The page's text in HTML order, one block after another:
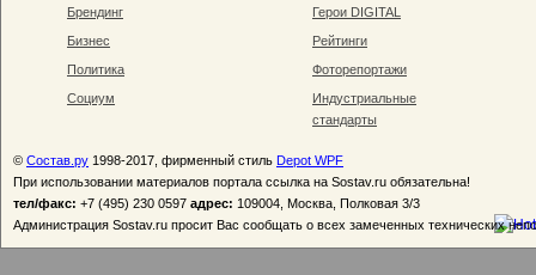
Брендинг
Бизнес
Политика
Социум
Герои DIGITAL
Рейтинги
Фоторепортажи
Индустриальные
стандарты
© Состав.ру 1998-2017, фирменный стиль Depot WPF
При использовании материалов портала ссылка на Sostav.ru обязательна!
тел/факс: +7 (495) 230 0597 адрес: 109004, Москва, Полковая 3/3
Администрация Sostav.ru просит Вас сообщать о всех замеченных технических